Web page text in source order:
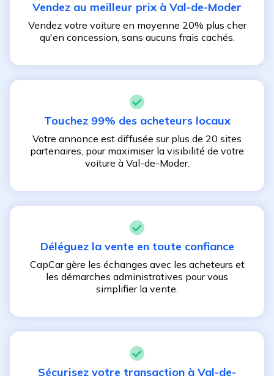
Vendez au meilleur prix à Val-de-Moder
Vendez votre voiture en moyenne 20% plus cher
qu'en concession, sans aucuns frais cachés.
Touchez 99% des acheteurs locaux
Votre annonce est diffusée sur plus de 20 sites
partenaires, pour maximiser la visibilité de votre
voiture à Val-de-Moder.
Déléguez la vente en toute confiance
CapCar gère les échanges avec les acheteurs et
les démarches administratives pour vous
simplifier la vente.
Sécurisez votre transaction à Val-de-